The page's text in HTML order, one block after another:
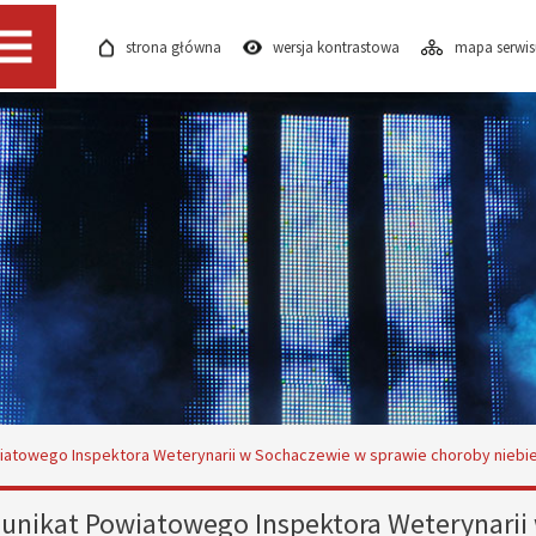
Menu strona główna wersja kontrastowa mapa
Inspektora Weterynarii w Sochaczewie w sprawie choroby
Powiatowego Inspektora Weterynarii